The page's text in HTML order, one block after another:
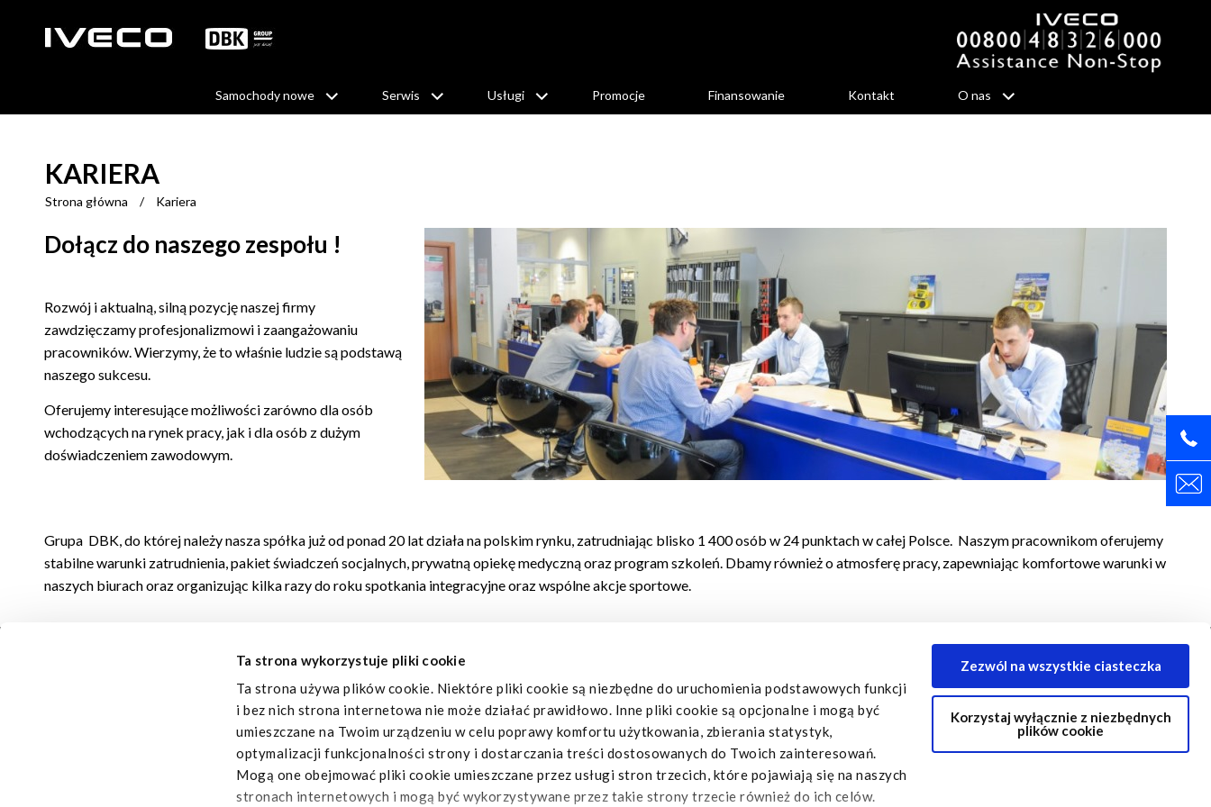
Ta strona wykorzystuje pliki cookie
Ta strona używa plików cookie. Niektóre pliki cookie są niezbędne do uruchomienia podstawowych funkcji
i bez nich strona internetowa nie może działać prawidłowo. Inne pliki cookie są opcjonalne i mogą być
umieszczane na Twoim urządzeniu w celu poprawy komfortu użytkowania, zbierania statystyk,
optymalizacji funkcjonalności strony i dostarczania treści dostosowanych do Twoich zainteresowań.
Mogą one obejmować pliki cookie umieszczane przez usługi stron trzecich, które pojawiają się na naszych
stronach internetowych i mogą być wykorzystywane przez takie strony trzecie również do ich celów.
Zezwól na wszystkie ciasteczka
Korzystaj wyłącznie z niezbędnych
plików cookie
Samochody nowe Serwis Usługi Promocje Finansowanie Kontakt O nas
KARIERA
Strona główna / Kariera
Dołącz do naszego zespołu !
Rozwój i aktualną, silną pozycję naszej firmy
zawdzięczamy profesjonalizmowi i zaangażowaniu
pracowników. Wierzymy, że to właśnie ludzie są podstawą
naszego sukcesu.
Oferujemy interesujące możliwości zarówno dla osób
wchodzących na rynek pracy, jak i dla osób z dużym
doświadczeniem zawodowym.
Grupa DBK, do której należy nasza spółka już od ponad 20 lat działa na polskim rynku, zatrudniając blisko 1 400 osób w 24 punktach w całej Polsce. Naszym pracownikom oferujemy
stabilne warunki zatrudnienia, pakiet świadczeń socjalnych, prywatną opiekę medyczną oraz program szkoleń. Dbamy również o atmosferę pracy, zapewniając komfortowe warunki w
naszych biurach oraz organizując kilka razy do roku spotkania integracyjne oraz wspólne akcje sportowe.
Oficjalna strona IVECO IVECO Certified Pre-Owned
© IVECO Poland Sp. z o.o. – spółka Iveco Group – IT09709770011